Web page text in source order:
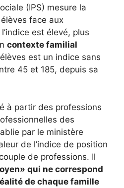
(IPS) mesure la
face aux
est élevé, plus
contexte familial
élèves est un indice sans
45 et 185, depuis sa
à partir des professions
des
par le ministère
de l’indice de position
de professions. Il
qui ne correspond
de chaque famille